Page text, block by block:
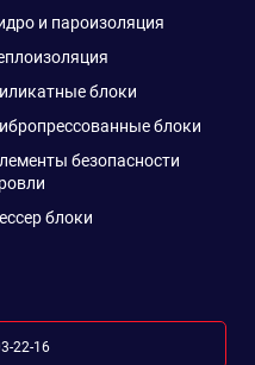
и пароизоляция
блоки
блоки
безопасности
блоки
22-16